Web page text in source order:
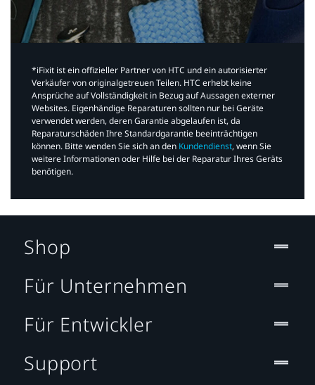
*iFixit ist ein offizieller Partner von HTC und ein autorisierter
Verkäufer von originalgetreuen Teilen. HTC erhebt keine
Ansprüche auf Vollständigkeit in Bezug auf Aussagen externer
Websites. Eigenhändige Reparaturen sollten nur bei Geräte
verwendet werden, deren Garantie abgelaufen ist, da
Reparaturschäden Ihre Standardgarantie beeinträchtigen
können. Bitte wenden Sie sich an den Kundendienst, wenn Sie
weitere Informationen oder Hilfe bei der Reparatur Ihres Geräts
benötigen.​
Shop
Für Unternehmen
Für Entwickler
Support